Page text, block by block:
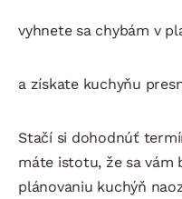
vyhnete sa chybám v
a získate kuchyňu
Stačí si dohodnúť
máte istotu, že sa vám
plánovaniu kuchýň